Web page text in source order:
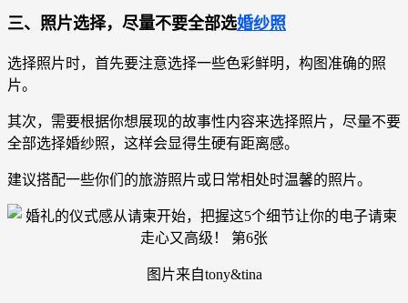
三、照片选择，尽量不要全部选婚纱照
选择照片时，首先要注意选择一些色彩鲜明，构图准确的照
片。
其次，需要根据你想展现的故事性内容来选择照片，尽量不要
全部选择婚纱照，这样会显得生硬有距离感。
建议搭配一些你们的旅游照片或日常相处时温馨的照片。
图片来自tony&tina